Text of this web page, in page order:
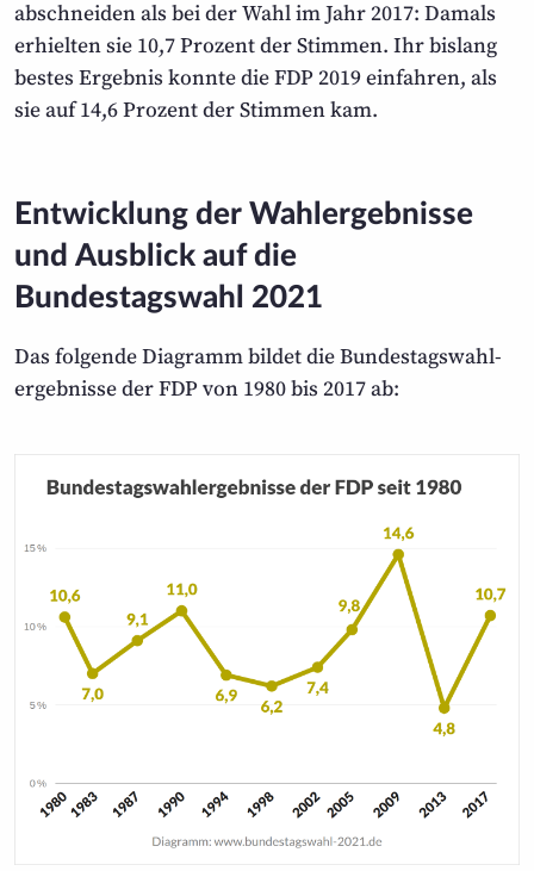
abschneiden als bei der Wahl im Jahr 2017: Damals
erhielten sie 10,7 Prozent der Stimmen. Ihr bislang
bestes Ergebnis konnte die FDP 2019 einfahren, als
sie auf 14,6 Prozent der Stimmen kam.
Entwicklung der Wahlergebnisse
und Ausblick auf die
Bundestagswahl 2021
Das folgende Diagramm bildet die Bundestags­wahl­
ergebnisse der FDP von 1980 bis 2017 ab: